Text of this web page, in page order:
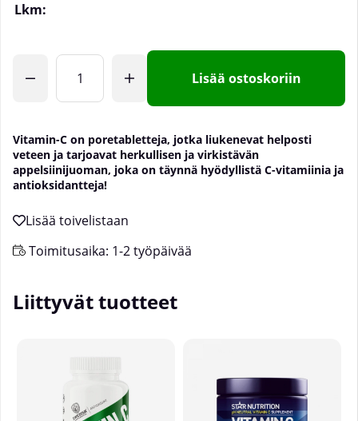
Lkm:
Lisää ostoskoriin
Vitamin-C on poretabletteja, jotka liukenevat helposti
veteen ja tarjoavat herkullisen ja virkistävän
appelsiinijuoman, joka on täynnä hyödyllistä C-vitamiinia ja
antioksidantteja!
Toimitusaika: 1-2 työpäivää
Liittyvät tuotteet